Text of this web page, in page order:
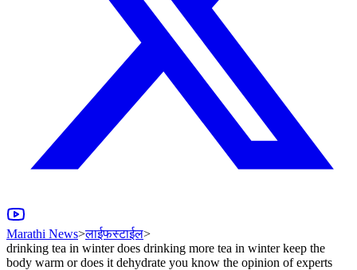
Marathi News>लाईफस्टाईल>
drinking tea in winter does drinking more tea in winter keep the
body warm or does it dehydrate you know the opinion of experts